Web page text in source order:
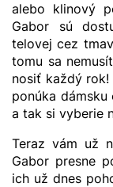
alebo klinový
Gabor sú
telovej cez
tomu sa
nosiť každý rok!
ponúka
a tak si vyberie
Teraz vám už
Gabor presne
ich už dnes